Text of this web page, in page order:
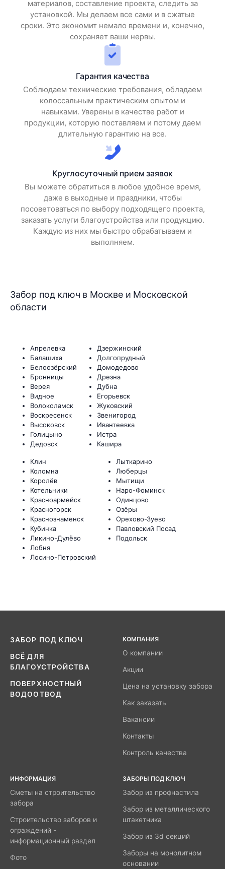
материалов, составление проекта, следить за
установкой. Мы делаем все сами и в сжатые
сроки. Это экономит немало времени и, конечно,
сохраняет ваши нервы.
Гарантия качества
Соблюдаем технические требования, обладаем
колоссальным практическим опытом и
навыками. Уверены в качестве работ и
продукции, которую поставляем и потому даем
длительную гарантию на все.
Круглосуточный прием заявок
Вы можете обратиться в любое удобное время,
даже в выходные и праздники, чтобы
посоветоваться по выбору подходящего проекта,
заказать услуги благоустройства или продукцию.
Каждую из них мы быстро обрабатываем и
выполняем.
Забор под ключ в Москве и Московской
области
Апрелевка
Балашиха
Белоозёрский
Бронницы
Верея
Видное
Волоколамск
Воскресенск
Высоковск
Голицыно
Дедовск
Дзержинский
Долгопрудный
Домодедово
Дрезна
Дубна
Егорьевск
Жуковский
Звенигород
Ивантеевка
Истра
Кашира
Клин
Коломна
Королёв
Котельники
Красноармейск
Красногорск
Краснознаменск
Кубинка
Ликино-Дулёво
Лобня
Лосино-Петровский
Лыткарино
Люберцы
Мытищи
Наро-Фоминск
Одинцово
Озёры
Орехово-Зуево
Павловский Посад
Подольск
ЗАБОР ПОД КЛЮЧ
ВСЁ ДЛЯ
БЛАГОУСТРОЙСТВА
ПОВЕРХНОСТНЫЙ
ВОДООТВОД
КОМПАНИЯ
О компании
Акции
Цена на установку забора
Как заказать
Вакансии
Контакты
Контроль качества
ИНФОРМАЦИЯ
Сметы на строительство
забора
Строительство заборов и
ограждений -
информационный раздел
Фото
ЗАБОРЫ ПОД КЛЮЧ
Забор из профнастила
Забор из металлического
штакетника
Забор из 3d секций
Заборы на монолитном
основании